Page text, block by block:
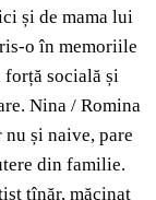
și de mama lui
o în memoriile
forță socială și
Nina / Romina
și naive, pare
din familie.
tînăr, măcinat